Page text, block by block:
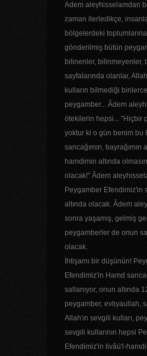
Adem aleyhisselamdan
zaman ilerledikçe,
bölgelerdeki
gönderilmiş bütün
bilinenler, bilinmeyenler,
sayfalarında olanlar,
kulların bilmediği
peygamber... Âdem
ötekilerin hepsi... "Hiçbir
yoktur ki o gün benim bu
sancağımın, bayrağımın
hamdimin altında
olacak!" Âdem
Peygamber Efendimiz'in
altında olacak. Âdem
sonra yaşamış, gelmiş
peygamberler de onun
olacak.
İhtişamı bir düşünün!
Efendimiz'in Hamd
sallanıyor, onun altında
peygamber, evliyaullah,
Allah'ın sevgili kulları,
sevgili kullarının hepsi
Efendimiz'in livâü'l-